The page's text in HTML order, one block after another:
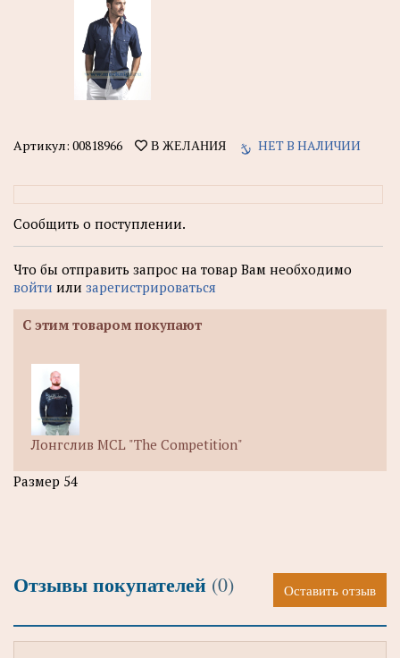
Артикул: 00818966 В ЖЕЛАНИЯ НЕТ В НАЛИЧИИ
Сообщить о поступлении.
Что бы отправить запрос на товар Вам необходимо
войти или зарегистрироваться
С этим товаром покупают
Лонгслив MCL "The Competition"
Размер 54
Отзывы покупателей (0) Оставить отзыв